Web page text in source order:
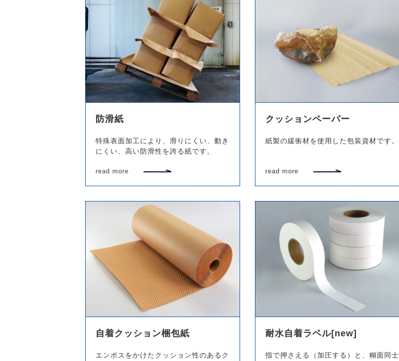
防滑紙
特殊表面加工により、滑りにくい、動き
にくい、高い防滑性を誇る紙です。
read more
クッションペーパー
紙製の緩衝材を使用した包装資材です。
read more
自着クッション梱包紙
エンボスをかけたクッション性のあるク
耐水自着ラベル[new]
指で押さえる（加圧する）と、糊面同士